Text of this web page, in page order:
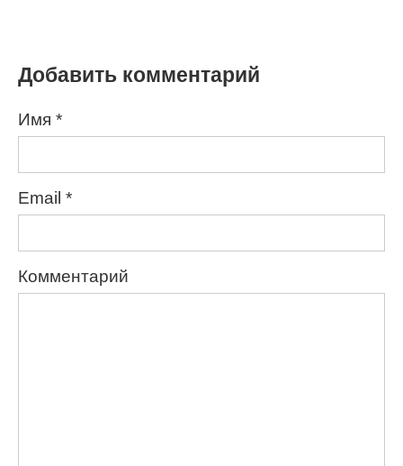
Добавить комментарий
Имя *
Email *
Комментарий